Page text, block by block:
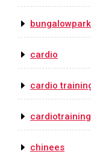
bungalowpark
cardio
cardio
cardiotraining
chinees